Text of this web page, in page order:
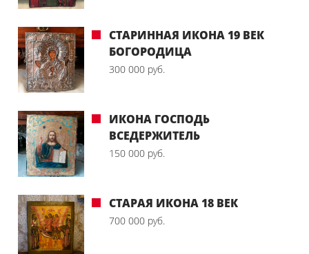
СТАРИННАЯ ИКОНА 19 ВЕК
БОГОРОДИЦА
300 000 руб.
ИКОНА ГОСПОДЬ
ВСЕДЕРЖИТЕЛЬ
150 000 руб.
СТАРАЯ ИКОНА 18 ВЕК
700 000 руб.